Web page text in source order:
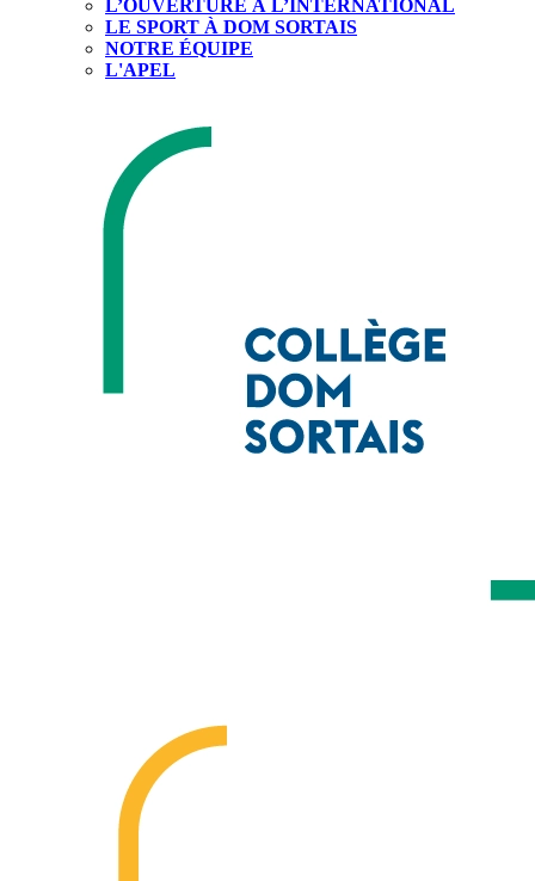
L’OUVERTURE À L’INTERNATIONAL
LE SPORT À DOM SORTAIS
NOTRE ÉQUIPE
L'APEL